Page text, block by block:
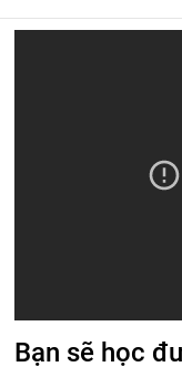
Bạn sẽ học